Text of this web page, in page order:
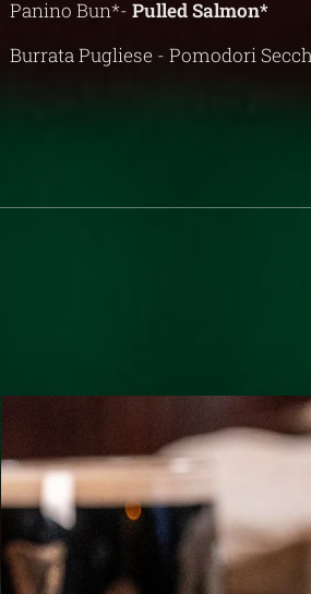
Panino Bun*- Pulled Salmon*
Burrata Pugliese - Pomodori